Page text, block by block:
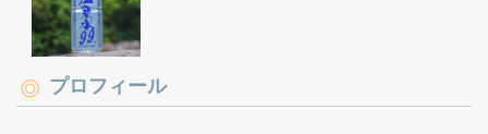
プロフィール